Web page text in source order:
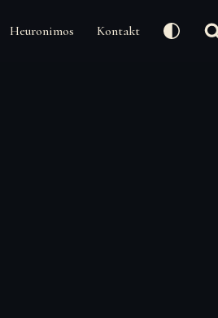
Heuronimos Kontakt